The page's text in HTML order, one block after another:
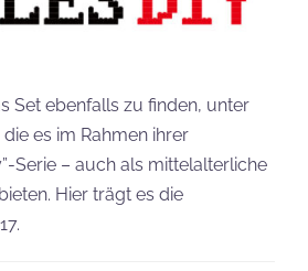
Set ebenfalls zu finden, unter
es im Rahmen ihrer
Serie – auch als mittelalterliche
Hier trägt es die